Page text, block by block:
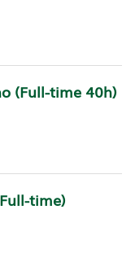
(Full-time 40h)
time)